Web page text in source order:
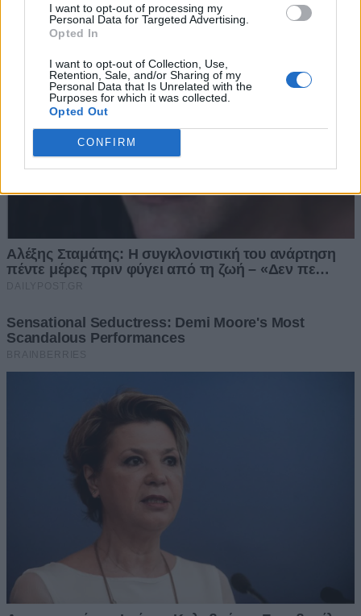
I want to opt-out of processing my
Personal Data for Targeted Advertising.
Opted In
I want to opt-out of Collection, Use,
Retention, Sale, and/or Sharing of my
Personal Data that Is Unrelated with the
Purposes for which it was collected.
Opted Out
CONFIRM